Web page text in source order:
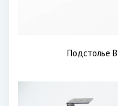
Подстолье